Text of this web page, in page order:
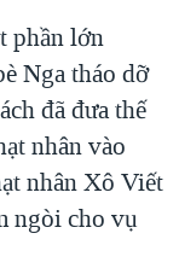
phần lớn
Nga tháo dỡ
đã đưa thế
nhân vào
nhân Xô Viết
ngòi cho vụ